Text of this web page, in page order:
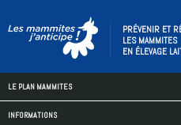
PRÉVENIR ET
LES MAMMITES
EN ÉLEVAGE
LE PLAN MAMMITES
INFORMATIONS